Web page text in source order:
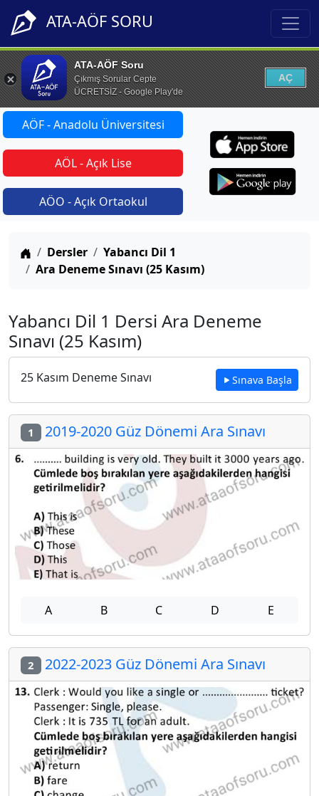
ATA-AÖF SORU
ATA-AÖF Soru
Çıkmış Sorular Cepte
ÜCRETSİZ - Google Play'de
AÇ
AÖF - Anadolu Üniversitesi
AÖL - Açık Lise
AÖO - Açık Ortaokul
Anasayfa
Dersler
Yabancı Dil 1
Ara Deneme Sınavı (25 Kasım)
Yabancı Dil 1 Dersi Ara Deneme
Sınavı (25 Kasım)
25 Kasım Deneme Sınavı Sınava Başla
1 2019-2020 Güz Dönemi Ara Sınavı
A B C D E
2 2022-2023 Güz Dönemi Ara Sınavı